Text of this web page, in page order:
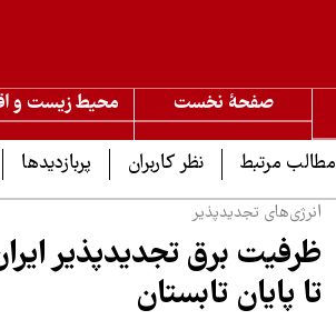
صفحۀ نخست محیط زیست و
مطالب مرتبط
نظر کاربران پربازدیدها
انرژی‌های تجدیدپذیر
تا پایان تابستان